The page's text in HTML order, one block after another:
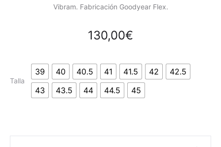
Vibram. Fabricación Goodyear Flex.
130,00€
Talla
39 40 40.5 41 41.5 42
42.5
43
43.5 44 44.5 45